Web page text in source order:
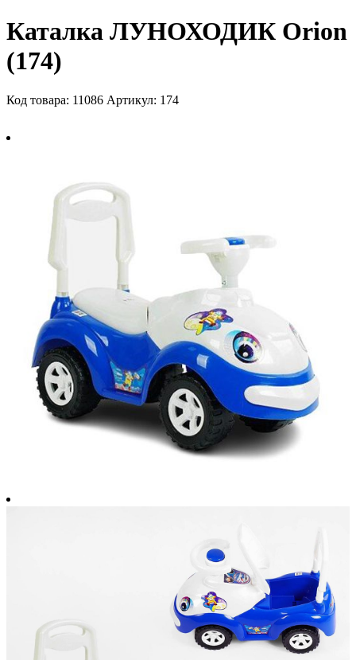
Каталка ЛУНОХОДИК Orion
(174)
Код товара: 11086 Артикул: 174